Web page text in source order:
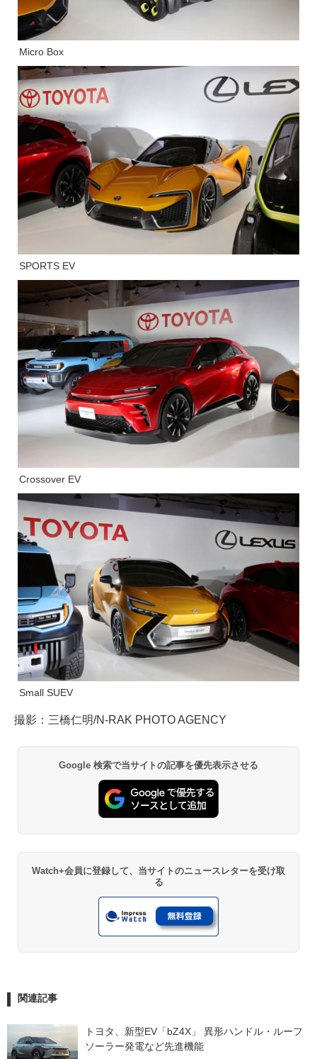
Micro Box
SPORTS EV
Crossover EV
Small SUEV
撮影：三橋仁明/N-RAK PHOTO AGENCY
Google 検索で当サイトの記事を優先表示させる
Watch+会員に登録して、当サイトのニュースレターを受け取
る
関連記事
トヨタ、新型EV「bZ4X」 異形ハンドル・ルーフ
ソーラー発電など先進機能